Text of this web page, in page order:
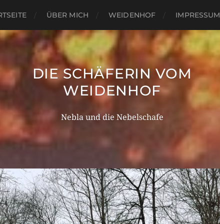
ÜBER MICH WEIDENHOF IMPRESSUM
DIE SCHÄFERIN VOM
WEIDENHOF
Nebla und die Nebelschafe